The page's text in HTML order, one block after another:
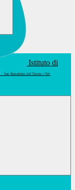
Istituto di
San Benedetto del Tronto • Tel.